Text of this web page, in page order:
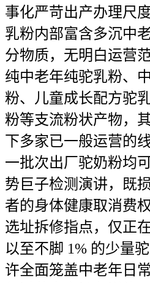
事化严苛出产办理尺
乳粉内部富含多沉中
分物质，无明白运营
纯中老年纯驼乳粉、
粉、儿童成长配方驼
粉等支流粉状产物，
下多家已一般运营的
一批次出厂驼奶粉均
势巨子检测演讲，既
者的身体健康取消费
选址拆修指点，仅正
以至不脚 1% 的少量
许全面笼盖中老年日